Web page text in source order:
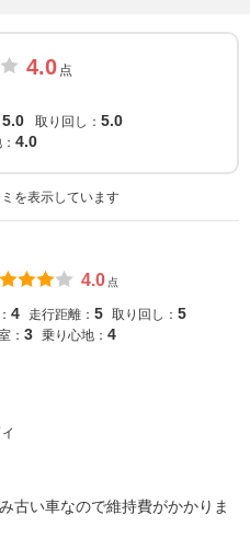
4.0 点
5.0 取り回し： 5.0
4.0
を表示しています
4.0 点
4 走行距離： 5 取り回し： 5
： 3 乗り心地： 4
古い車なので維持費がかかりま